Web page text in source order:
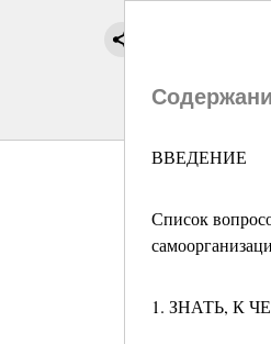
ВВЕДЕНИЕ
Список
1. ЗНАТЬ, К